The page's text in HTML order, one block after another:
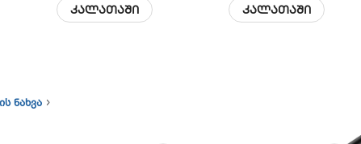
კალათაში კალათაში
ნახვა